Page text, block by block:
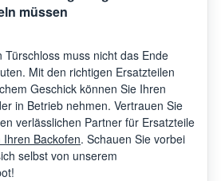
müssen
Türschloss muss nicht das Ende
Mit den richtigen Ersatzteilen
Geschick können Sie Ihren
in Betrieb nehmen. Vertrauen Sie
verlässlichen Partner für Ersatzteile
Backofen. Schauen Sie vorbei
selbst von unserem